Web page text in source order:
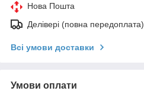
Нова Пошта
Делівері (повна передоплата)
Всі умови доставки
Умови оплати